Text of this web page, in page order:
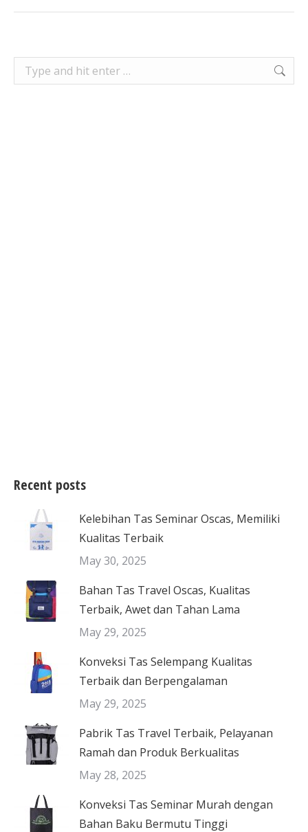
Search:
Recent posts
Kelebihan Tas Seminar Oscas, Memiliki
Kualitas Terbaik
May 30, 2025
Bahan Tas Travel Oscas, Kualitas
Terbaik, Awet dan Tahan Lama
May 29, 2025
Konveksi Tas Selempang Kualitas
Terbaik dan Berpengalaman
May 29, 2025
Pabrik Tas Travel Terbaik, Pelayanan
Ramah dan Produk Berkualitas
May 28, 2025
Konveksi Tas Seminar Murah dengan
Bahan Baku Bermutu Tinggi